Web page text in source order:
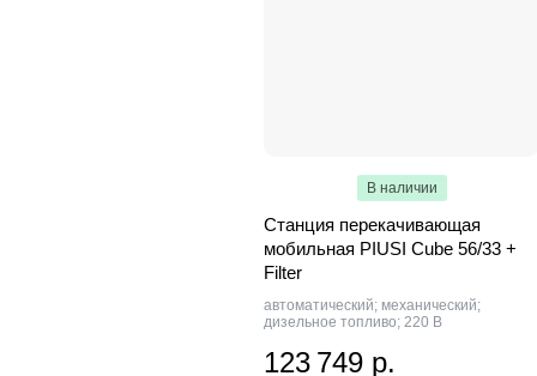
В наличии
Станция перекачивающая
мобильная PIUSI Cube 56/33 +
Filter
автоматический; механический;
дизельное топливо; 220 В
123 749 р.